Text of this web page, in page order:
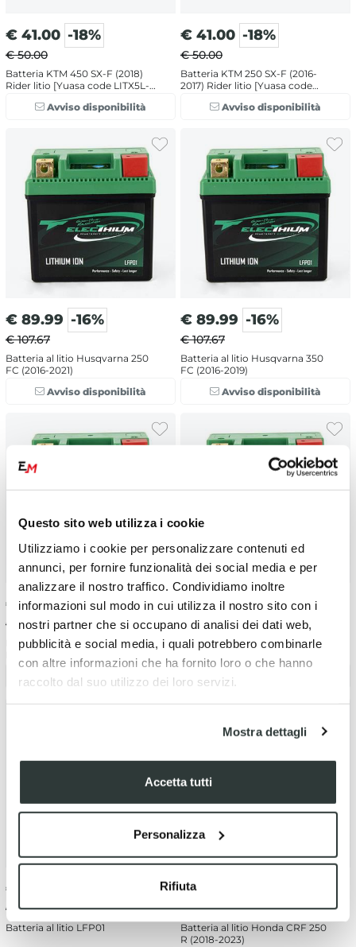
Questo sito web utilizza i cookie
Utilizziamo i cookie per personalizzare contenuti ed
annunci, per fornire funzionalità dei social media e per
analizzare il nostro traffico. Condividiamo inoltre
informazioni sul modo in cui utilizza il nostro sito con i
nostri partner che si occupano di analisi dei dati web,
pubblicità e social media, i quali potrebbero combinarle
con altre informazioni che ha fornito loro o che hanno
raccolto dal suo utilizzo dei loro servizi.
Mostra dettagli
Accetta tutti
Personalizza
Rifiuta
€ 41.00 -18%
€ 50.00
Batteria KTM 450 SX-F (2018)
Rider litio [Yuasa code LITX5L-
Avviso disponibilità
€ 41.00 -18%
€ 50.00
Batteria KTM 250 SX-F (2016-
2017) Rider litio [Yuasa code
Avviso disponibilità
€ 89.99 -16%
€ 107.67
Batteria al litio Husqvarna 250
FC (2016-2021)
Avviso disponibilità
€ 89.99 -16%
€ 107.67
Batteria al litio Husqvarna 350
FC (2016-2019)
Avviso disponibilità
€ 89.99 -16%
€ 107.67
Batteria al litio Honda CRF 450
Avviso disponibilità
€ 89.99 -16%
€ 107.67
Batteria al litio KTM 450 SX-F
Avviso disponibilità
€
€ 107.67
Batteria al litio LFP01
€ 89.99
€ 107.67
Batteria al litio Honda CRF 250
R (2018-2023)